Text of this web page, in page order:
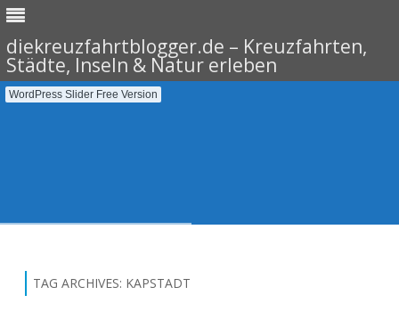
diekreuzfahrtblogger.de – Kreuzfahrten,
Städte, Inseln & Natur erleben
WordPress Slider Free Version
TAG ARCHIVES: KAPSTADT